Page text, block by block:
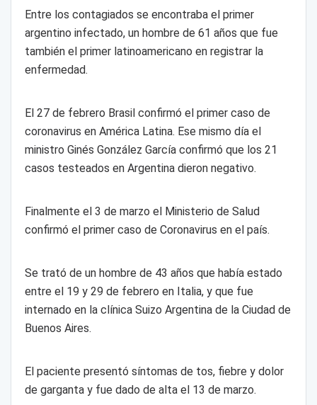
Entre los contagiados se encontraba el primer
argentino infectado, un hombre de 61 años que fue
también el primer latinoamericano en registrar la
enfermedad.
El 27 de febrero Brasil confirmó el primer caso de
coronavirus en América Latina. Ese mismo día el
ministro Ginés González García confirmó que los 21
casos testeados en Argentina dieron negativo.
Finalmente el 3 de marzo el Ministerio de Salud
confirmó el primer caso de Coronavirus en el país.
Se trató de un hombre de 43 años que había estado
entre el 19 y 29 de febrero en Italia, y que fue
internado en la clínica Suizo Argentina de la Ciudad de
Buenos Aires.
El paciente presentó síntomas de tos, fiebre y dolor
de garganta y fue dado de alta el 13 de marzo.